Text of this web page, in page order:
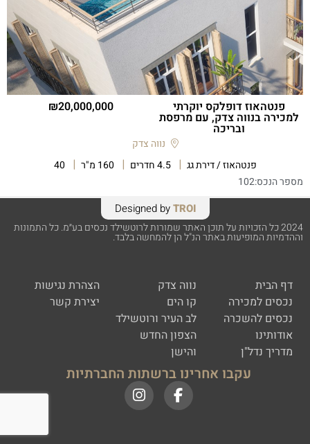
פנטהאוז דופלקס יוקרתי
למכירה בנווה צדק, עם מרפסת
ובריכה
20,000,000
נווה צדק
פנטהאוז / דירת גג
4.5 חדרים 160 מ"ר
40
מספר הנכס:102
2024 כל הזכויות על תוכן האתר שמורות לרוטשילד נכסים בע״מ. כל התמונות
וההדמיות המופיעות באתר הנ"ל הן להמחשה בלבד.
Designed byTROI
דף הבית
נכסים למכירה
נכסים להשכרה
אודותינו
מדריך נדל"ן
נווה צדק
קו הים
לב העיר ורוטשילד
הצפון החדש
והישן
הצהרת נגישות
יצירת קשר
עקבו אחרינו ברשתות החברתיות